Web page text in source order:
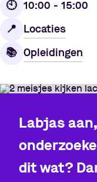
🕙 10:00 - 15:00
📍 Locaties
📚️️ Opleidingen
Labjas
dit wat?